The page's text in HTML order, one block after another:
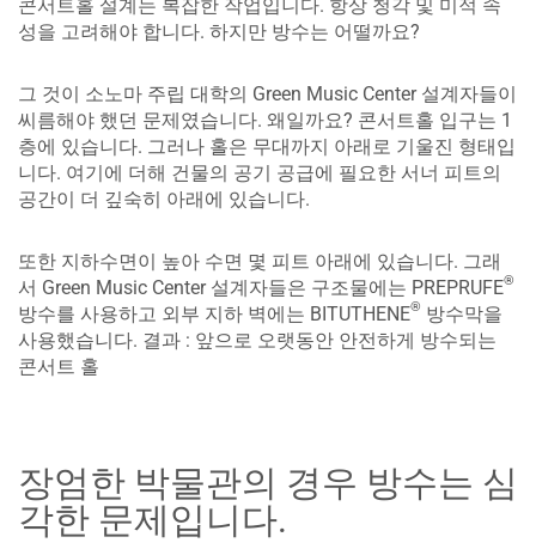
콘서트홀 설계는 복잡한 작업입니다. 항상 청각 및 미적 속
성을 고려해야 합니다. 하지만 방수는 어떨까요?
그 것이 소노마 주립 대학의 Green Music Center 설계자들이
씨름해야 했던 문제였습니다. 왜일까요? 콘서트홀 입구는 1
층에 있습니다. 그러나 홀은 무대까지 아래로 기울진 형태입
니다. 여기에 더해 건물의 공기 공급에 필요한 서너 피트의
공간이 더 깊숙히 아래에 있습니다.
또한 지하수면이 높아 수면 몇 피트 아래에 있습니다. 그래
서 Green Music Center 설계자들은 구조물에는 PREPRUFE®
방수를 사용하고 외부 지하 벽에는 BITUTHENE® 방수막을
사용했습니다. 결과 : 앞으로 오랫동안 안전하게 방수되는
콘서트 홀
장엄한 박물관의 경우 방수는 심
각한 문제입니다.